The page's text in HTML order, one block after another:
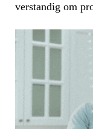
verstandig om